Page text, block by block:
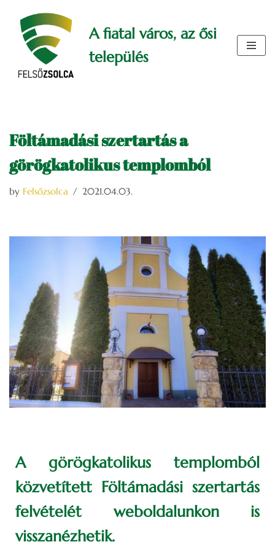
Skip
content
A fiatal város, az ősi
település
Föltámadási szertartás a
görögkatolikus templomból
by Felsőzsolca 2021.04.03.
A görögkatolikus templomból
közvetített Föltámadási szertartás
felvételét weboldalunkon is
visszanézhetik.